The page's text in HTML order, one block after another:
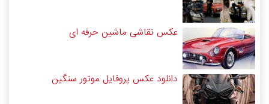
عکس نقاشی ماشین حرفه ای
دانلود عکس پروفایل موتور سنگین